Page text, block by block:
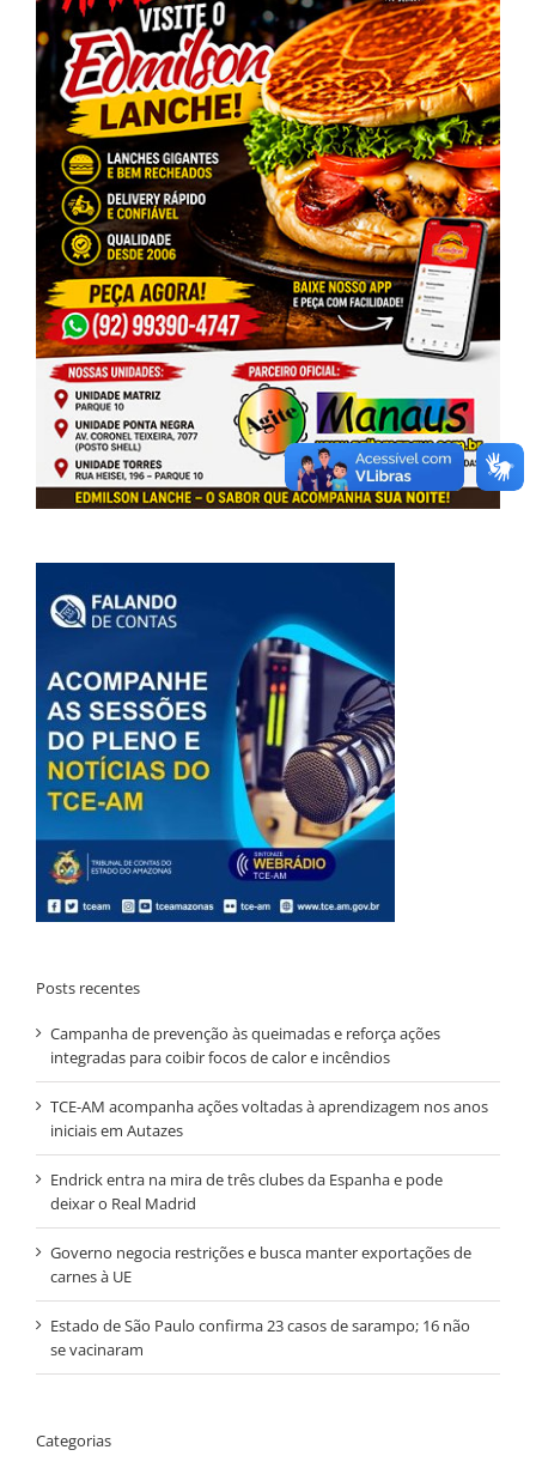
Posts recentes
Campanha de prevenção às queimadas e reforça ações
integradas para coibir focos de calor e incêndios
TCE-AM acompanha ações voltadas à aprendizagem nos anos
iniciais em Autazes
Endrick entra na mira de três clubes da Espanha e pode
deixar o Real Madrid
Governo negocia restrições e busca manter exportações de
carnes à UE
Estado de São Paulo confirma 23 casos de sarampo; 16 não
se vacinaram
Categorias